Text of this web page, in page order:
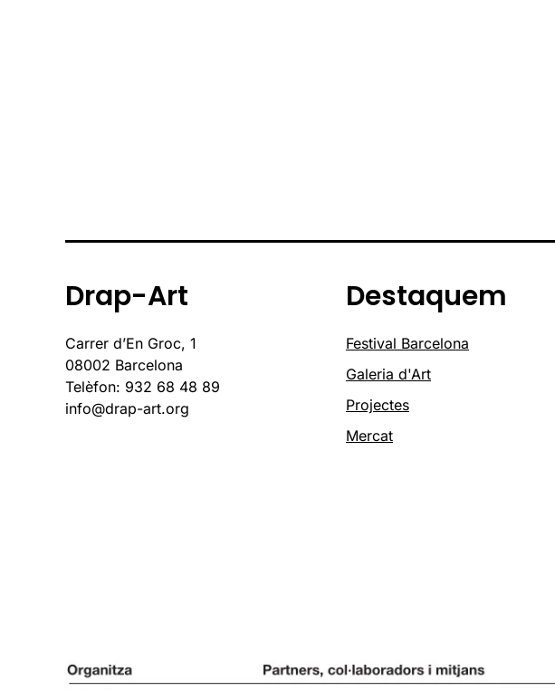
Drap-Art
Carrer d’En Groc, 1
08002 Barcelona
Telèfon: 932 68 48 89
info@drap-art.org
Destaquem
Festival Barcelona
Galeria d'Art
Projectes
Mercat